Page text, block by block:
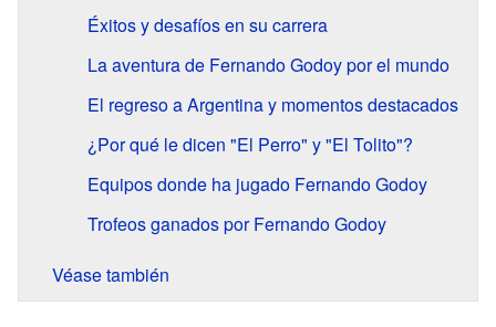
Éxitos y desafíos en su carrera
La aventura de Fernando Godoy por el mundo
El regreso a Argentina y momentos destacados
¿Por qué le dicen "El Perro" y "El Tolito"?
Equipos donde ha jugado Fernando Godoy
Trofeos ganados por Fernando Godoy
Véase también